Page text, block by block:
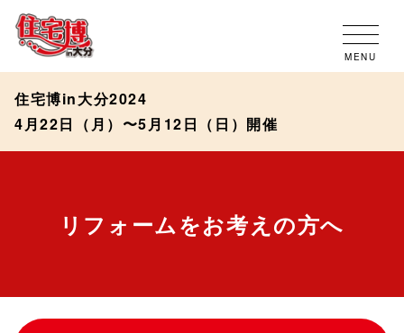
MENU
住宅博in大分2024
4月22日（月）〜5月12日（日）開催
リフォームをお考えの方へ